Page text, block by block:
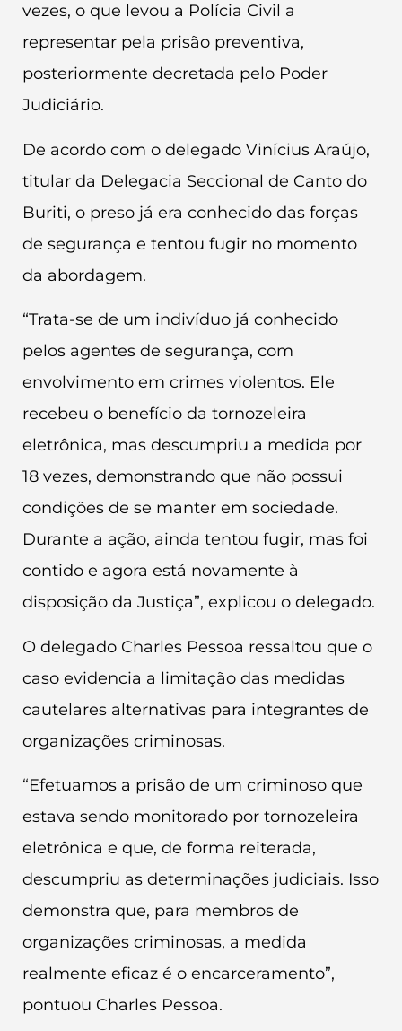
vezes, o que levou a Polícia Civil a
representar pela prisão preventiva,
posteriormente decretada pelo Poder
Judiciário.
De acordo com o delegado Vinícius Araújo,
titular da Delegacia Seccional de Canto do
Buriti, o preso já era conhecido das forças
de segurança e tentou fugir no momento
da abordagem.
“Trata-se de um indivíduo já conhecido
pelos agentes de segurança, com
envolvimento em crimes violentos. Ele
recebeu o benefício da tornozeleira
eletrônica, mas descumpriu a medida por
18 vezes, demonstrando que não possui
condições de se manter em sociedade.
Durante a ação, ainda tentou fugir, mas foi
contido e agora está novamente à
disposição da Justiça”, explicou o delegado.
O delegado Charles Pessoa ressaltou que o
caso evidencia a limitação das medidas
cautelares alternativas para integrantes de
organizações criminosas.
“Efetuamos a prisão de um criminoso que
estava sendo monitorado por tornozeleira
eletrônica e que, de forma reiterada,
descumpriu as determinações judiciais. Isso
demonstra que, para membros de
organizações criminosas, a medida
realmente eficaz é o encarceramento”,
pontuou Charles Pessoa.